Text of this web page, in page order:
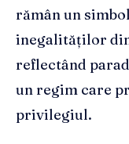
rămân un
inegalităților
reflectând
un regim care
privilegiul.